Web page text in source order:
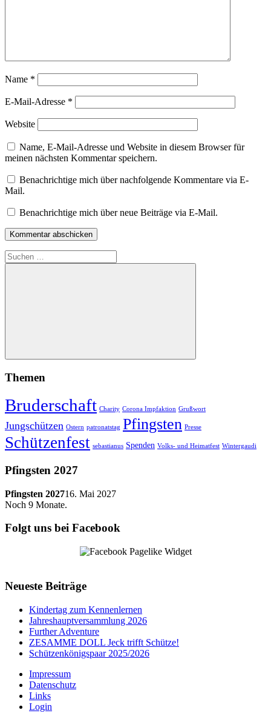
Name *
E-Mail-Adresse *
Website
Name, E-Mail-Adresse und Website in diesem Browser für
meinen nächsten Kommentar speichern.
Benachrichtige mich über nachfolgende Kommentare via E-
Mail.
Benachrichtige mich über neue Beiträge via E-Mail.
Suchen
nach:
Suchen
Themen
Bruderschaft Charity Corona Impfaktion Grußwort
Jungschützen Ostern patronatstag Pfingsten Presse
Schützenfest sebastianus Spenden Volks- und Heimatfest Wintergaudi
Pfingsten 2027
Pfingsten 202716. Mai 2027
Noch 9 Monate.
Folgt uns bei Facebook
Neueste Beiträge
Kindertag zum Kennenlernen
Jahreshauptversammlung 2026
Further Adventure
ZESAMME DOLL Jeck trifft Schütze!
Schützenkönigspaar 2025/2026
Impressum
Datenschutz
Links
Login